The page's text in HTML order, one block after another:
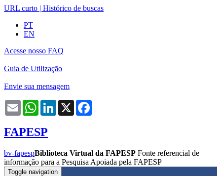
URL curto | Histórico de buscas
PT
EN
Acesse nosso FAQ
Guia de Utilização
Envie sua mensagem
Email WhatsAppLinkedIn
X
FAPESP
bv-fapespBiblioteca Virtual da FAPESP Fonte referencial de
informação para a Pesquisa Apoiada pela FAPESP
Toggle navigation